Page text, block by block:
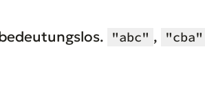
"abc" , "cba"